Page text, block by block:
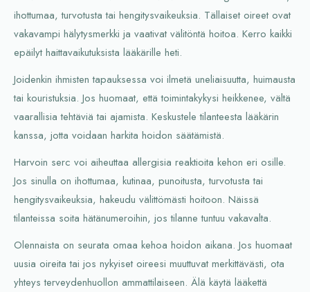
ihottumaa, turvotusta tai hengitysvaikeuksia. Tällaiset oireet ovat
vakavampi hälytysmerkki ja vaativat välitöntä hoitoa. Kerro kaikki
epäilyt haittavaikutuksista lääkärille heti.
Joidenkin ihmisten tapauksessa voi ilmetä uneliaisuutta, huimausta
tai kouristuksia. Jos huomaat, että toimintakykysi heikkenee, vältä
vaarallisia tehtäviä tai ajamista. Keskustele tilanteesta lääkärin
kanssa, jotta voidaan harkita hoidon säätämistä.
Harvoin serc voi aiheuttaa allergisia reaktioita kehon eri osille.
Jos sinulla on ihottumaa, kutinaa, punoitusta, turvotusta tai
hengitysvaikeuksia, hakeudu välittömästi hoitoon. Näissä
tilanteissa soita hätänumeroihin, jos tilanne tuntuu vakavalta.
Olennaista on seurata omaa kehoa hoidon aikana. Jos huomaat
uusia oireita tai jos nykyiset oireesi muuttuvat merkittävästi, ota
yhteys terveydenhuollon ammattilaiseen. Älä käytä lääkettä